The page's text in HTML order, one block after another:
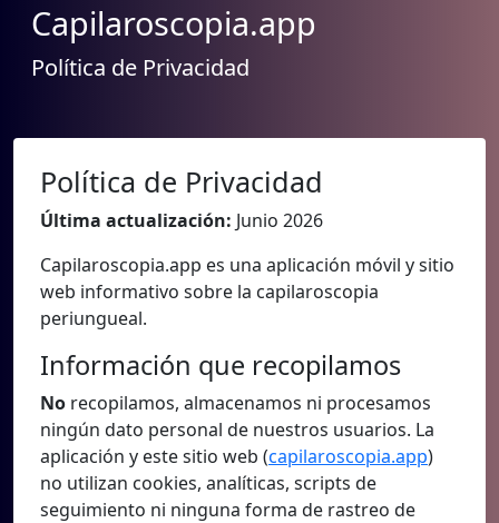
Capilaroscopia.app
Política de Privacidad
Política de Privacidad
Última actualización: Junio 2026
Capilaroscopia.app es una aplicación móvil y sitio
web informativo sobre la capilaroscopia
periungueal.
Información que recopilamos
No recopilamos, almacenamos ni procesamos
ningún dato personal de nuestros usuarios. La
aplicación y este sitio web (capilaroscopia.app)
no utilizan cookies, analíticas, scripts de
seguimiento ni ninguna forma de rastreo de